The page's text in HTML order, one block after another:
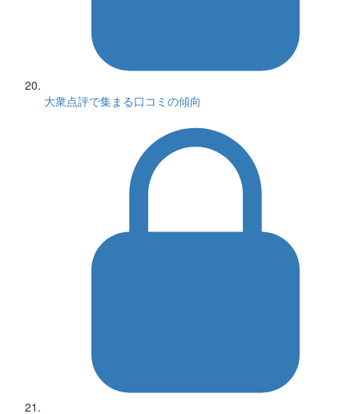
大衆点評で集まる口コミの傾向